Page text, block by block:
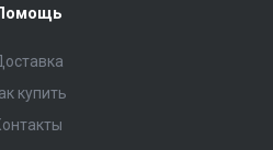
купить